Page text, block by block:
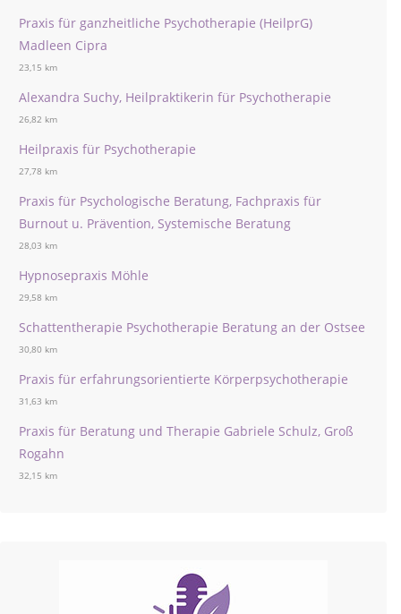
Praxis für ganzheitliche Psychotherapie (HeilprG)
Madleen Cipra
23,15 km
Alexandra Suchy, Heilpraktikerin für Psychotherapie
26,82 km
Heilpraxis für Psychotherapie
27,78 km
Praxis für Psychologische Beratung, Fachpraxis für
Burnout u. Prävention, Systemische Beratung
28,03 km
Hypnosepraxis Möhle
29,58 km
Schattentherapie Psychotherapie Beratung an der Ostsee
30,80 km
Praxis für erfahrungsorientierte Körperpsychotherapie
31,63 km
Praxis für Beratung und Therapie Gabriele Schulz, Groß
Rogahn
32,15 km